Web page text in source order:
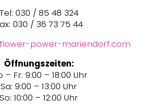
Tel: 030 / 85 48 324
030 / 36 73 75 44
power-mariendorf.com
Öffnungszeiten:
– Fr: 9:00 – 18:00 Uhr
Sa: 9:00 – 13:00 Uhr
So: 10:00 – 12:00 Uhr